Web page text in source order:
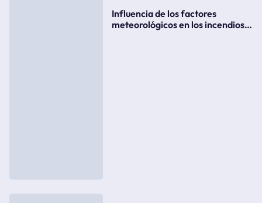
Influencia de los factores
meteorológicos en los incendios